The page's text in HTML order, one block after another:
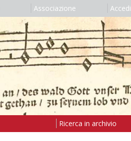
Associazione Accedi
Ricerca in archivio